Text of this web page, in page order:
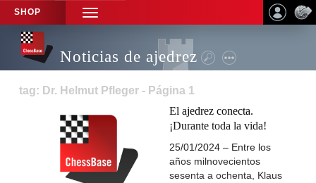
SHOP
TOGGLE
NAVIGATION
Noticias de ajedrez
tag: Dr. Helmut Pfleger - Página 1
El ajedrez conecta.
¡Durante toda la vida!
25/01/2024 – Entre los
años milnovecientos
sesenta a ochenta, Klaus